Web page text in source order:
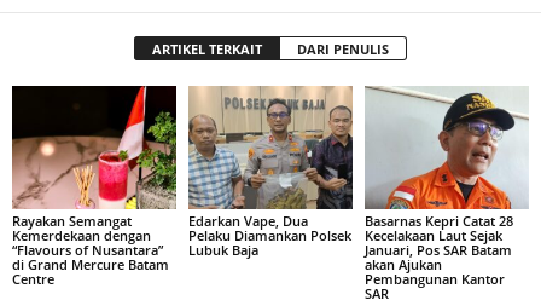
ARTIKEL TERKAIT DARI PENULIS
Rayakan Semangat
Kemerdekaan dengan
“Flavours of Nusantara”
di Grand Mercure Batam
Centre
Edarkan Vape, Dua
Pelaku Diamankan Polsek
Lubuk Baja
Basarnas Kepri Catat 28
Kecelakaan Laut Sejak
Januari, Pos SAR Batam
akan Ajukan
Pembangunan Kantor
SAR